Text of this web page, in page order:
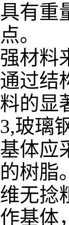
具有重
点。
强材料
通过结
料的显
3,玻璃
基体应
的树脂
维无捻
作基体